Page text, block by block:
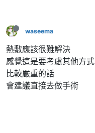
waseema
熱敷應該很難解決
感覺這是要考慮其他方式
比較嚴重的話
會建議直接去做手術